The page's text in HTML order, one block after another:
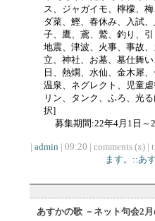
ス、ジャガイモ、檸檬、
ダ菜、鰹、春休み、入試
子、鷹、鳶、鷲、釣り、
地震、津波、火事、事故
立、神社、お墓、墓仕舞
日、熱燗、水仙、金木犀
温泉、ネグレクト、児童
リン、タンク、ふろ、光
択]
募集期間:22年4月1日
| admin | 09:20 | comments (x) |
ます。::あ
あすかの歌 －ネット句会2